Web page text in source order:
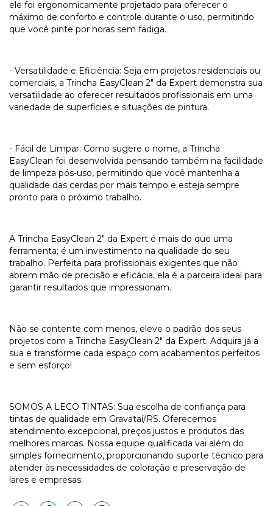
ele foi ergonomicamente projetado para oferecer o
máximo de conforto e controle durante o uso, permitindo
que você pinte por horas sem fadiga.
- Versatilidade e Eficiência: Seja em projetos residenciais ou
comerciais, a Trincha EasyClean 2" da Expert demonstra sua
versatilidade ao oferecer resultados profissionais em uma
variedade de superfícies e situações de pintura.
- Fácil de Limpar: Como sugere o nome, a Trincha
EasyClean foi desenvolvida pensando também na facilidade
de limpeza pós-uso, permitindo que você mantenha a
qualidade das cerdas por mais tempo e esteja sempre
pronto para o próximo trabalho.
A Trincha EasyClean 2" da Expert é mais do que uma
ferramenta; é um investimento na qualidade do seu
trabalho. Perfeita para profissionais exigentes que não
abrem mão de precisão e eficácia, ela é a parceira ideal para
garantir resultados que impressionam.
Não se contente com menos, eleve o padrão dos seus
projetos com a Trincha EasyClean 2" da Expert. Adquira já a
sua e transforme cada espaço com acabamentos perfeitos
e sem esforço!
SOMOS A LECO TINTAS: Sua escolha de confiança para
tintas de qualidade em Gravataí/RS. Oferecemos
atendimento excepcional, preços justos e produtos das
melhores marcas. Nossa equipe qualificada vai além do
simples fornecimento, proporcionando suporte técnico para
atender às necessidades de coloração e preservação de
lares e empresas.